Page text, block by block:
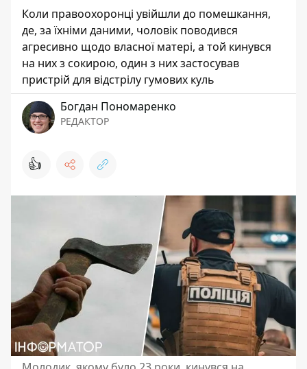
Коли правоохоронці увійшли до помешкання,
де, за їхніми даними, чоловік поводився
агресивно щодо власної матері, а той кинувся
на них з сокирою, один з них застосував
пристрій для відстрілу гумових куль
Богдан Пономаренко
РЕДАКТОР
👍